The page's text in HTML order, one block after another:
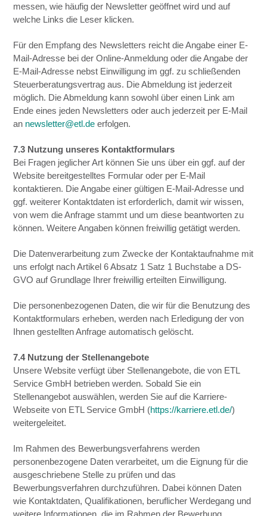
messen, wie häufig der Newsletter geöffnet wird und auf
welche Links die Leser klicken.
Für den Empfang des Newsletters reicht die Angabe einer E-
Mail-Adresse bei der Online-Anmeldung oder die Angabe der
E-Mail-Adresse nebst Einwilligung im ggf. zu schließenden
Steuerberatungsvertrag aus. Die Abmeldung ist jederzeit
möglich. Die Abmeldung kann sowohl über einen Link am
Ende eines jeden Newsletters oder auch jederzeit per E-Mail
an newsletter@etl.de erfolgen.
7.3 Nutzung unseres Kontaktformulars
Bei Fragen jeglicher Art können Sie uns über ein ggf. auf der
Website bereitgestelltes Formular oder per E-Mail
kontaktieren. Die Angabe einer gültigen E-Mail-Adresse und
ggf. weiterer Kontaktdaten ist erforderlich, damit wir wissen,
von wem die Anfrage stammt und um diese beantworten zu
können. Weitere Angaben können freiwillig getätigt werden.
Die Datenverarbeitung zum Zwecke der Kontaktaufnahme mit
uns erfolgt nach Artikel 6 Absatz 1 Satz 1 Buchstabe a DS-
GVO auf Grundlage Ihrer freiwillig erteilten Einwilligung.
Die personenbezogenen Daten, die wir für die Benutzung des
Kontaktformulars erheben, werden nach Erledigung der von
Ihnen gestellten Anfrage automatisch gelöscht.
7.4 Nutzung der Stellenangebote
Unsere Website verfügt über Stellenangebote, die von ETL
Service GmbH betrieben werden. Sobald Sie ein
Stellenangebot auswählen, werden Sie auf die Karriere-
Webseite von ETL Service GmbH (https://karriere.etl.de/)
weitergeleitet.
Im Rahmen des Bewerbungsverfahrens werden
personenbezogene Daten verarbeitet, um die Eignung für die
ausgeschriebene Stelle zu prüfen und das
Bewerbungsverfahren durchzuführen. Dabei können Daten
wie Kontaktdaten, Qualifikationen, beruflicher Werdegang und
weitere Informationen, die im Rahmen der Bewerbung